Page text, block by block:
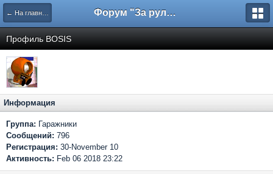
← На главную Форум "За рулем"
Профиль BOSIS
Информация
Группа: Гаражники
Сообщений: 796
Регистрация: 30-November 10
Активность: Feb 06 2018 23:22